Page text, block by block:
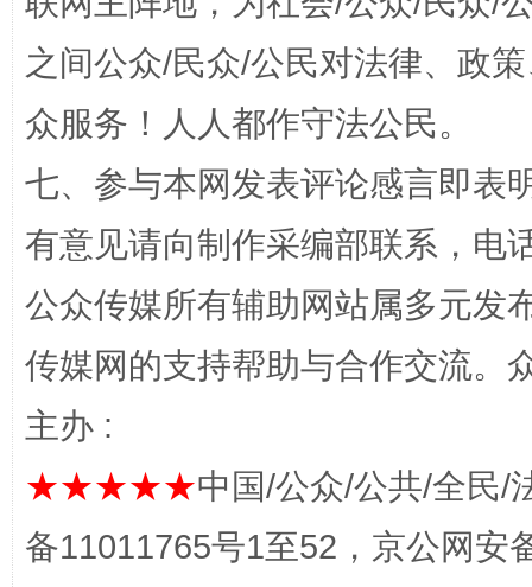
“蜀中异人”王建安的艺术幻境
完善运行机制助力责任有效落实 一纸欠
之间公众/民众/公民对法律、政
众服务！人人都作守法公民。
七、参与本网发表评论感言即表
有意见请向制作采编部联系，电
公众传媒所有辅助网站属多元发
传媒网的支持帮助与合作交流。
主办 :
★★★★★中国/公众/公共/全民/
备11011765号1至52，京公网安